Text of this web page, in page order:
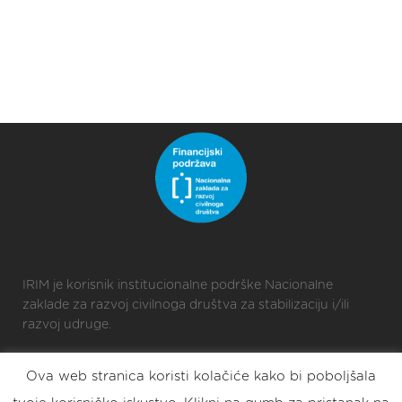
IRIM je korisnik institucionalne podrške Nacionalne
zaklade za razvoj civilnoga društva za stabilizaciju i/ili
razvoj udruge.
Ova web stranica koristi kolačiće kako bi poboljšala